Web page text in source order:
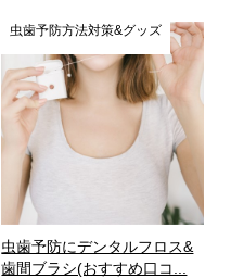
虫歯予防方法対策&グッズ
虫歯予防にデンタルフロス&
歯間ブラシ(おすすめ口コ...